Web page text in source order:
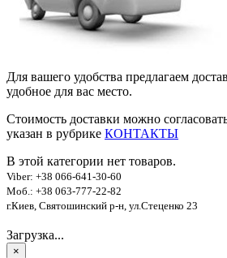
Для вашего удобства предлагаем
удобное для вас место.
Стоимость доставки можно
указан в рубрике КОНТАКТЫ
В этой категории нет товаров.
Viber: +38 066-641-30-60
Моб.: +38 063-777-22-82
г.Киев, Святошинский р-н, ул.Стеценко 23
Загрузка...
×